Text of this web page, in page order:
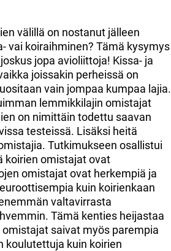
välillä on nostanut jälleen
vai koiraihminen? Tämä kysymys
jopa avioliittoja! Kissa- ja
joissakin perheissä on
vain jompaa kumpaa lajia.
lemmikkilajin omistajat
on nimittäin todettu saavan
testeissä. Lisäksi heitä
Tutkimukseen osallistui
koirien omistajat ovat
omistajat ovat herkempiä ja
kuin koirienkaan
valtavirrasta
Tämä kenties heijastaa
saivat myös parempia
koulutettuja kuin koirien